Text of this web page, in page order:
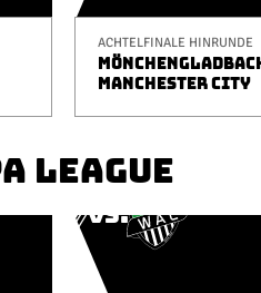
ACHTELFINALE HINRUNDE
MANCHESTER CITY
LEAGUE